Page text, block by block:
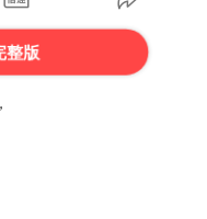
整版